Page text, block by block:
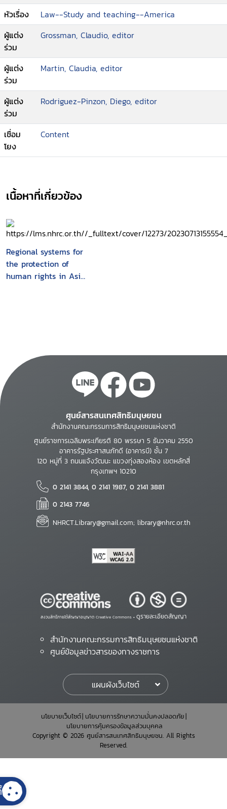
หัวเรื่อง
Law--Study and teaching--America
ผู้แต่ง
ร่วม
Grossman, Claudio, editor
ผู้แต่ง
ร่วม
Martin, Claudia, editor
ผู้แต่ง
ร่วม
Rodriguez-Pinzon, Diego, editor
เชื่อม
โยง
Content
เนื้อหาที่เกี่ยวข้อง
Regional systems for
the protection of
human rights in Asia,
ศูนย์สารสนเทศสิทธิมนุษยชน
สำนักงานคณะกรรมการสิทธิมนุษยชนแห่งชาติ
ศูนย์ราชการเฉลิมพระเกียรติ 80 พรรษา 5 ธันวาคม 2550
อาคารรัฐประศาสนภักดี (อาคารบี) ชั้น 7
120 หมู่ที่ 3 ถนนแจ้งวัฒนะ แขวงทุ่งสองห้อง เขตหลักสี่
กรุงเทพฯ 10210
0 2141 3844, 0 2141 1987, 0 2141 3881
0 2143 7746
NHRCT.Library@gmail.com; library@nhrc.or.th
สงวนสิทธิ์ภายใต้สัญญาอนุญาต Creative Commons • ดูรายละเอียดสัญญา
สำนักงานคณะกรรมการสิทธิมนุษยชนแห่งชาติ
ศูนย์ข้อมูลข่าวสารของทางราชการ
แผนผังเว็บไซต์
นโยบายเว็บไซต์ นโยบายการรักษาความมั่นคงปลอดภัย
นโยบายการคุ้มครองข้อมูลส่วนบุคคล
Copyright © 2026 ศูนย์สารสนเทศสิทธิมนุษยชน. All Rights
Reserved.